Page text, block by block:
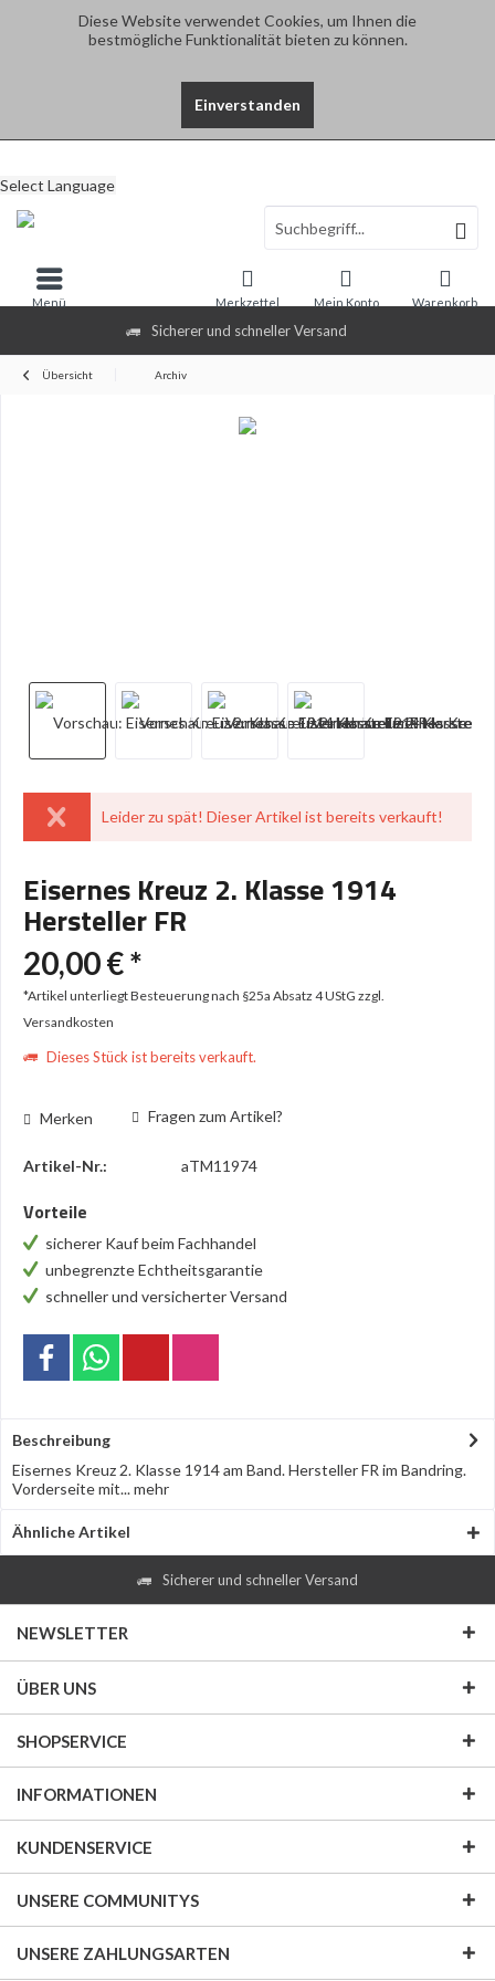
Diese Website verwendet Cookies, um Ihnen die
bestmögliche Funktionalität bieten zu können.
Einverstanden
Sicherer und schneller Versand
Select Language
Warenkorb
Merkzettel Mein Konto
Menü
Übersicht Archiv
Leider zu spät! Dieser Artikel ist bereits verkauft!
Eisernes Kreuz 2. Klasse 1914
Hersteller FR
20,00 € *
*Artikel unterliegt Besteuerung nach §25a Absatz 4 UStG zzgl.
Versandkosten
Dieses Stück ist bereits verkauft.
Merken Fragen zum Artikel?
Artikel-Nr.: aTM11974
Vorteile
sicherer Kauf beim Fachhandel
unbegrenzte Echtheitsgarantie
schneller und versicherter Versand
Beschreibung
Eisernes Kreuz 2. Klasse 1914 am Band. Hersteller FR im Bandring.
Vorderseite mit...mehr
Ähnliche Artikel
Sicherer und schneller Versand
NEWSLETTER
ÜBER UNS
SHOPSERVICE
INFORMATIONEN
KUNDENSERVICE
UNSERE COMMUNITYS
UNSERE ZAHLUNGSARTEN